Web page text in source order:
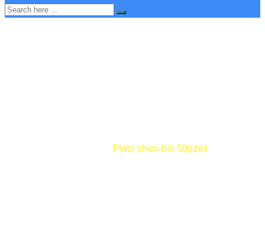
Plato chico bio 50pzas